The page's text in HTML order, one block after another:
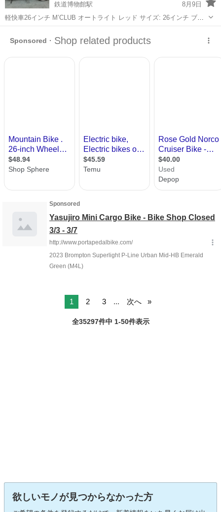
鉄道博物館駅
8月9日
軽快車26インチ M’CLUB オートライト レッド サイズ: 26インチ ブレ
ーキ:前キャリパーブレーキ 後バンドブレーキ ライト:オートライト
その他:スタンド、鍵、ベル 前カーゴ付き 自転車整備士により...
1 2 3 ... 次へ
全35297件中 1-50件表示
欲しいモノが見つからなかった方